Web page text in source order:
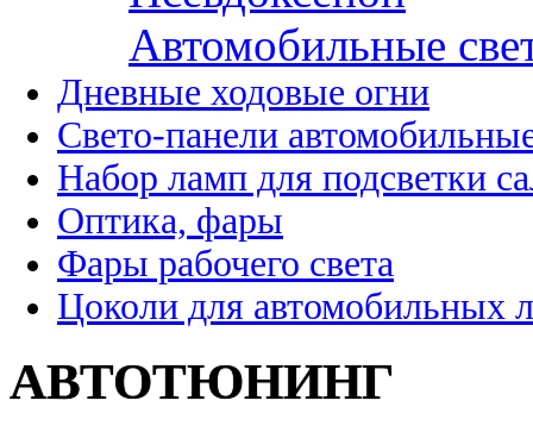
Автомобильные
Дневные ходовые огни
Свето-панели
Набор ламп для подсветки
Оптика, фары
Фары рабочего света
Цоколи для автомобильных
АВТОТЮНИНГ